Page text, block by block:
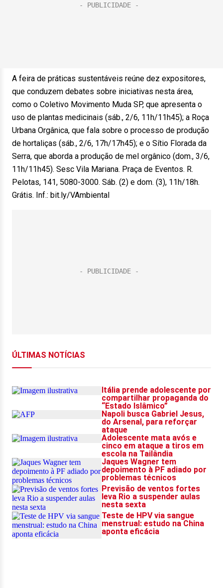
A feira de práticas sustentáveis reúne dez expositores,
que conduzem debates sobre iniciativas nesta área,
como o Coletivo Movimento Muda SP, que apresenta o
uso de plantas medicinais (sáb., 2/6, 11h/11h45); a Roça
Urbana Orgânica, que fala sobre o processo de produção
de hortaliças (sáb., 2/6, 17h/17h45); e o Sítio Florada da
Serra, que aborda a produção de mel orgânico (dom., 3/6,
11h/11h45). Sesc Vila Mariana. Praça de Eventos. R.
Pelotas, 141, 5080-3000. Sáb. (2) e dom. (3), 11h/18h.
Grátis. Inf.: bit.ly/VAmbiental